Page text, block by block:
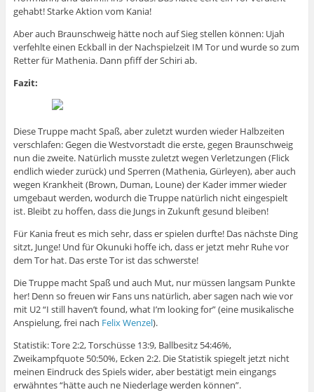
gehabt! Starke Aktion vom Kania!
Aber auch Braunschweig hätte noch auf Sieg stellen können: Ujah
verfehlte einen Eckball in der Nachspielzeit IM Tor und wurde so zum
Retter für Mathenia. Dann pfiff der Schiri ab.
Fazit:
Diese Truppe macht Spaß, aber zuletzt wurden wieder Halbzeiten
verschlafen: Gegen die Westvorstadt die erste, gegen Braunschweig
nun die zweite. Natürlich musste zuletzt wegen Verletzungen (Flick
endlich wieder zurück) und Sperren (Mathenia, Gürleyen), aber auch
wegen Krankheit (Brown, Duman, Loune) der Kader immer wieder
umgebaut werden, wodurch die Truppe natürlich nicht eingespielt
ist. Bleibt zu hoffen, dass die Jungs in Zukunft gesund bleiben!
Für Kania freut es mich sehr, dass er spielen durfte! Das nächste Ding
sitzt, Junge! Und für Okunuki hoffe ich, dass er jetzt mehr Ruhe vor
dem Tor hat. Das erste Tor ist das schwerste!
Die Truppe macht Spaß und auch Mut, nur müssen langsam Punkte
her! Denn so freuen wir Fans uns natürlich, aber sagen nach wie vor
mit U2 “I still haven’t found, what I’m looking for” (eine musikalische
Anspielung, frei nach Felix Wenzel).
Statistik: Tore 2:2, Torschüsse 13:9, Ballbesitz 54:46%,
Zweikampfquote 50:50%, Ecken 2:2. Die Statistik spiegelt jetzt nicht
meinen Eindruck des Spiels wider, aber bestätigt mein eingangs
erwähntes “hätte auch ne Niederlage werden können”.